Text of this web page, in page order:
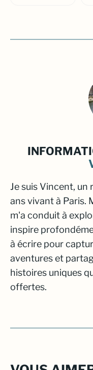
Je suis Vincent,
ans vivant à Paris.
m'a conduit à
inspire
à écrire pour
aventures et
histoires uniques
offertes.